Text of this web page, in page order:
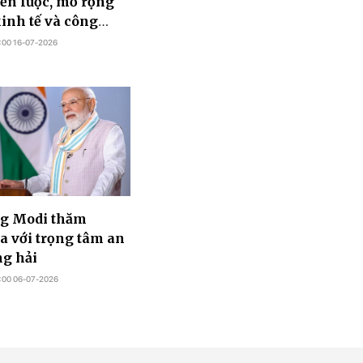
tế và công
16-07-2026
Modi thăm
với trọng tâm an
hải
06-07-2026